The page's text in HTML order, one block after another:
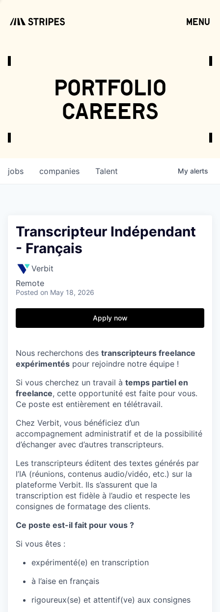
menu
portfolio
careers
jobs companies Talent My alerts
Transcripteur Indépendant
- Français
Verbit
Remote
Posted on May 18, 2026
Apply now
Nous recherchons des transcripteurs freelance
expérimentés pour rejoindre notre équipe !
Si vous cherchez un travail à temps partiel en
freelance, cette opportunité est faite pour vous.
Ce poste est entièrement en télétravail.
Chez Verbit, vous bénéficiez d’un
accompagnement administratif et de la possibilité
d’échanger avec d’autres transcripteurs.
Les transcripteurs éditent des textes générés par
l’IA (réunions, contenus audio/vidéo, etc.) sur la
plateforme Verbit. Ils s’assurent que la
transcription est fidèle à l’audio et respecte les
consignes de formatage des clients.
Ce poste est-il fait pour vous ?
Si vous êtes :
expérimenté(e) en transcription
à l’aise en français
rigoureux(se) et attentif(ve) aux consignes